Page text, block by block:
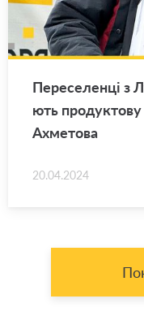
Пе­ре­се­ленці з
ють
Ах­ме­то­ва
20.04.2024